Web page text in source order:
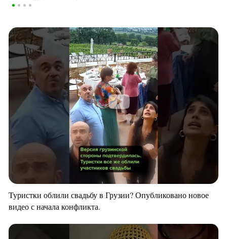
Туристки облили свадьбу в Грузии? Опубликовано новое
видео с начала конфликта.